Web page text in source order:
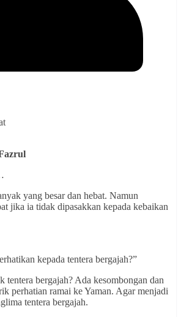
yang besar dan hebat. Namun
jika ia tidak dipasakkan kepada kebaikan
kepada tentera bergajah?”
tentera bergajah? Ada kesombongan dan
perhatian ramai ke Yaman. Agar menjadi
tentera bergajah.